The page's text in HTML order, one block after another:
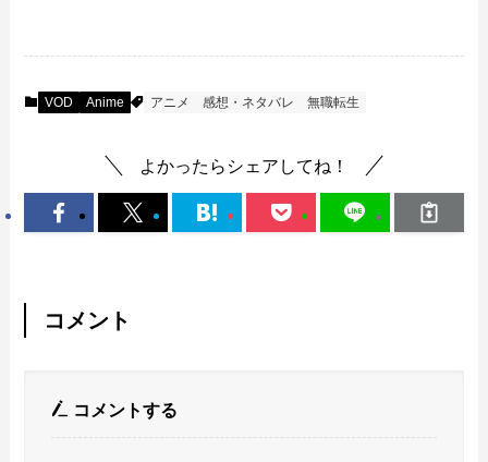
VOD Anime アニメ 感想・ネタバレ 無職転生
よかったらシェアしてね！
コメント
コメントする